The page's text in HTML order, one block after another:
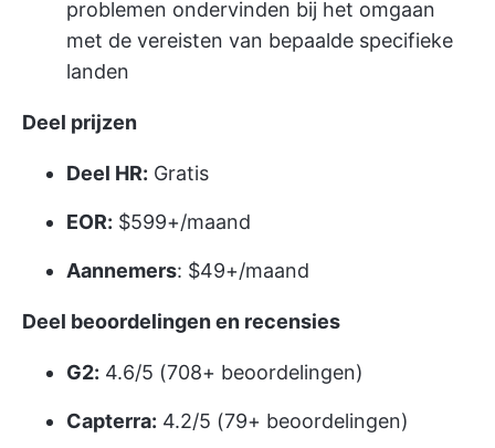
problemen ondervinden bij het omgaan
met de vereisten van bepaalde specifieke
landen
Deel prijzen
Deel HR: Gratis
EOR: $599+/maand
Aannemers: $49+/maand
Deel beoordelingen en recensies
G2: 4.6/5 (708+ beoordelingen)
Capterra: 4.2/5 (79+ beoordelingen)